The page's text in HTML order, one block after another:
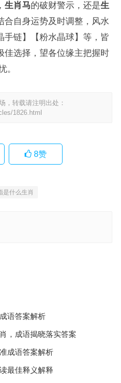
生肖马的破财警示，还是生
合自身运势及时调整，风水
手链】【粉水晶球】等，皆
佳选择，望各位缘主把握时
。
，转载请注明出处：
1826.html
8赞
是什么生肖
语答案解析
，成语揭晓落实答案
成语答案解析
最佳释义解释